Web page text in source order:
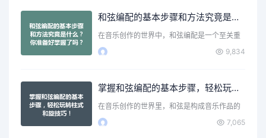
和弦编配的基本步骤和方法究竟是什么？你准备好掌握了吗？
在音乐创作的世界中，和弦编配是一个至关重
要的环节。它不仅为旋…
9,834
掌握和弦编配的基本步骤，轻松玩转柱式和旋技巧！
在音乐创作的世界里，和弦是构成音乐作品的
核心元素之一。无论你…
7,065